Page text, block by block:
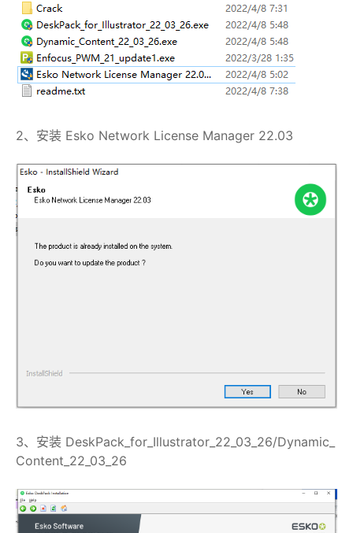
2、安装 Esko Network License Manager 22.03
3、安装 DeskPack_for_Illustrator_22_03_26/Dynamic_
Content_22_03_26